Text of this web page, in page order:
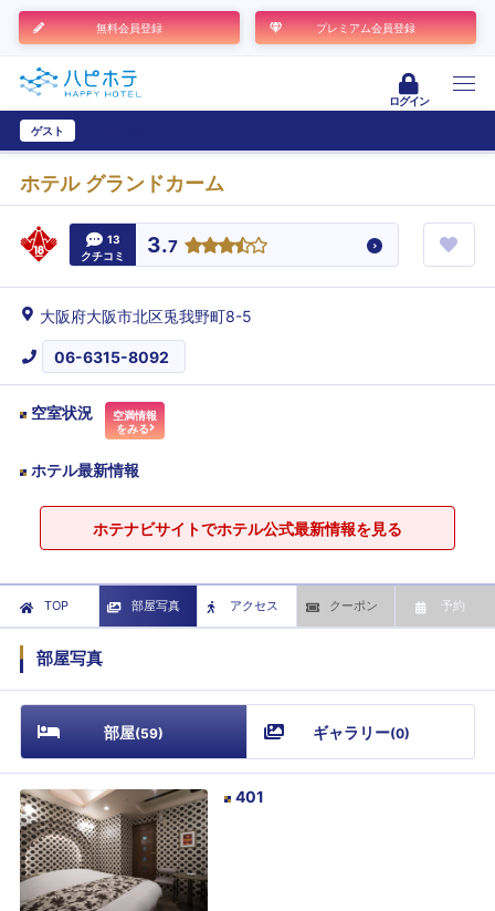
無料会員登録 プレミアム会員登録
ログイン
ゲスト
ホテル グランドカーム
13
クチコミ
3.7
大阪府大阪市北区兎我野町8-5
06-6315-8092
空室状況
空満情報
をみる
ホテル最新情報
ホテナビサイトでホテル公式最新情報を見る
TOP 部屋写真 アクセス クーポン 予約
部屋写真
部屋(59) ギャラリー(0)
401